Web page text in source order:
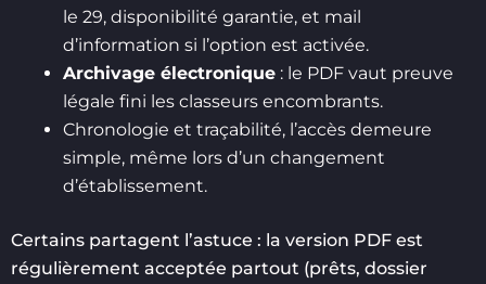
le 29, disponibilité garantie, et mail
d’information si l’option est activée.
Archivage électronique : le PDF vaut preuve
légale fini les classeurs encombrants.
Chronologie et traçabilité, l’accès demeure
simple, même lors d’un changement
d’établissement.
Certains partagent l’astuce : la version PDF est
régulièrement acceptée partout (prêts, dossier